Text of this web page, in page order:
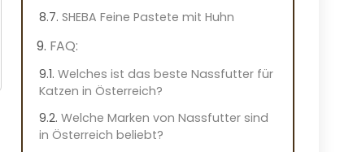
SHEBA Feine Pastete mit Huhn
FAQ:
Welches ist das beste Nassfutter für
Katzen in Österreich?
Welche Marken von Nassfutter sind
in Österreich beliebt?